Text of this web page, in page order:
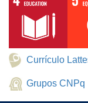
Currículo
Grupos CNPq